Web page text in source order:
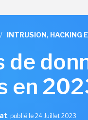
/ INTRUSION, HACKING
en
, publié le 24 Juillet 2023